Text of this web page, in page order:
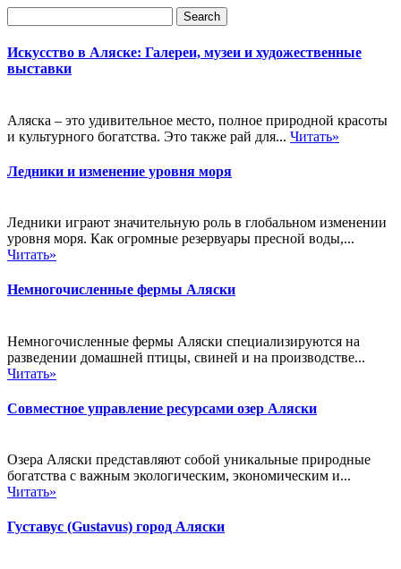
Искусство в Аляске: Галереи, музеи и художественные
выставки
Аляска – это удивительное место, полное природной красоты
и культурного богатства. Это также рай для... Читать»
Ледники и изменение уровня моря
Ледники играют значительную роль в глобальном изменении
уровня моря. Как огромные резервуары пресной воды,...
Читать»
Немногочисленные фермы Аляски
Немногочисленные фермы Аляски специализируются на
разведении домашней птицы, свиней и на производстве...
Читать»
Совместное управление ресурсами озер Аляски
Озера Аляски представляют собой уникальные природные
богатства с важным экологическим, экономическим и...
Читать»
Густавус (Gustavus) город Аляски